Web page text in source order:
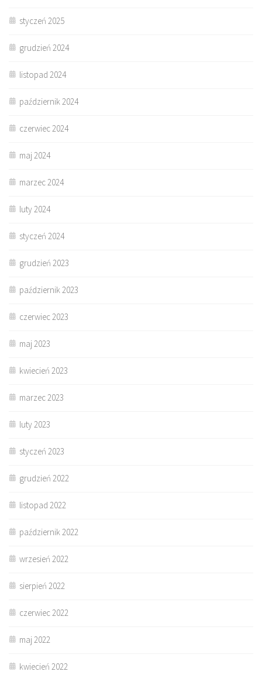
styczeń 2025
grudzień 2024
listopad 2024
październik 2024
czerwiec 2024
maj 2024
marzec 2024
luty 2024
styczeń 2024
grudzień 2023
październik 2023
czerwiec 2023
maj 2023
kwiecień 2023
marzec 2023
luty 2023
styczeń 2023
grudzień 2022
listopad 2022
październik 2022
wrzesień 2022
sierpień 2022
czerwiec 2022
maj 2022
kwiecień 2022